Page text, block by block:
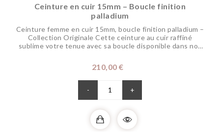
Ceinture en cuir 15mm – Boucle finition
palladium
Ceinture femme en cuir 15mm, boucle finition palladium –
Collection Originale Cette ceinture au cuir raffiné
sublime votre tenue avec sa boucle disponible dans nos
210,00 €
- +